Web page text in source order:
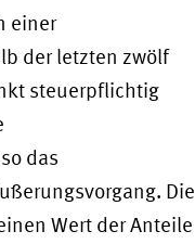
einer
der letzten zwölf
steuerpflichtig
das
Die
Wert der Anteile